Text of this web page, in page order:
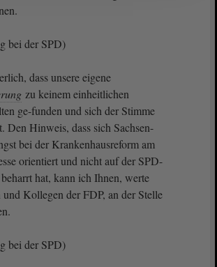
bei der SPD)
dass unsere eigene
zu keinem einheitlichen
ge-funden und sich der Stimme
Den Hinweis, dass sich Sachsen-
bei der Krankenhausreform am
orientiert und nicht auf der SPD-
hat, kann ich Ihnen, werte
Kollegen der FDP, an der Stelle
bei der SPD)